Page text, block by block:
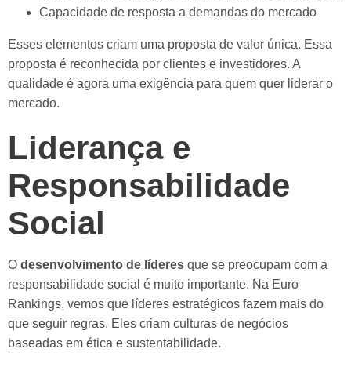
Capacidade de resposta a demandas do mercado
Esses elementos criam uma proposta de valor única. Essa
proposta é reconhecida por clientes e investidores. A
qualidade é agora uma exigência para quem quer liderar o
mercado.
Liderança e
Responsabilidade
Social
O desenvolvimento de líderes que se preocupam com a
responsabilidade social é muito importante. Na Euro
Rankings, vemos que líderes estratégicos fazem mais do
que seguir regras. Eles criam culturas de negócios
baseadas em ética e sustentabilidade.